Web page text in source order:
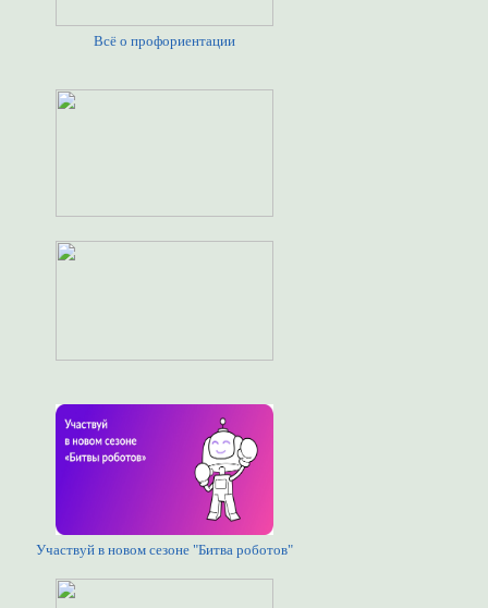
Всё о профориентации
Участвуй в новом сезоне "Битва роботов"